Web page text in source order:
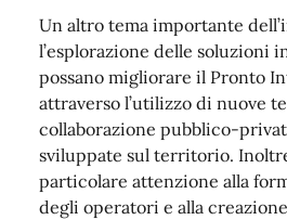
Un altro tema importante
l’esplorazione delle soluzioni
possano migliorare il Pronto
attraverso l’utilizzo di nuove
collaborazione pubblico-
sviluppate sul territorio.
particolare attenzione alla
degli operatori e alla